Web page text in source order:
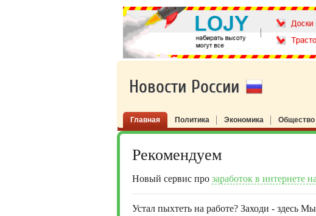
Новости России
Главная Политика Экономика Общество
Рекомендуем
Новый сервис про заработок в интернете
Устал пыхтеть на работе? Заходи - здесь